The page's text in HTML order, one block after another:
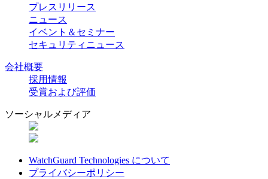
プレスリリース
ニュース
イベント＆セミナー
セキュリティニュース
会社概要
採用情報
受賞および評価
ソーシャルメディア
WatchGuard Technologies について
プライバシーポリシー